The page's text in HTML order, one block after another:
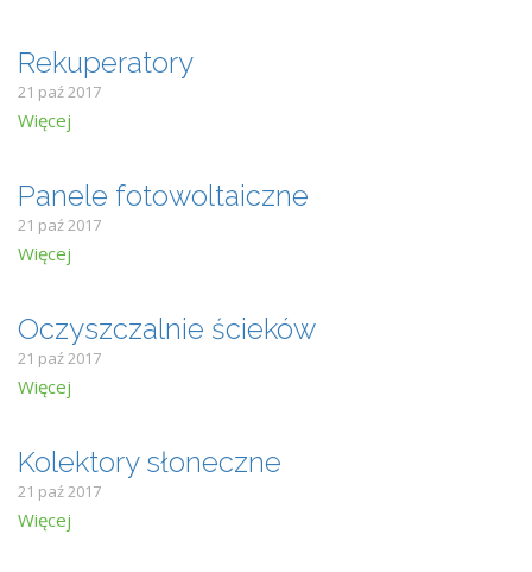
Rekuperatory
21 paź 2017
Więcej
Panele fotowoltaiczne
21 paź 2017
Więcej
Oczyszczalnie ścieków
21 paź 2017
Więcej
Kolektory słoneczne
21 paź 2017
Więcej